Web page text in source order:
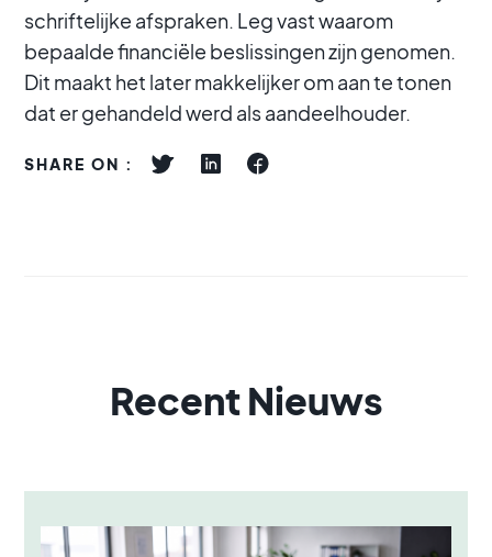
schriftelijke afspraken. Leg vast waarom
bepaalde financiële beslissingen zijn genomen.
Dit maakt het later makkelijker om aan te tonen
dat er gehandeld werd als aandeelhouder.
SHARE ON :
Recent Nieuws